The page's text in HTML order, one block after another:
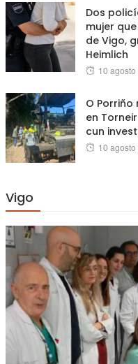
Dos
mujer
de Vigo,
Heimlich
Posted
10
O
en
cun
Posted
10
Vigo